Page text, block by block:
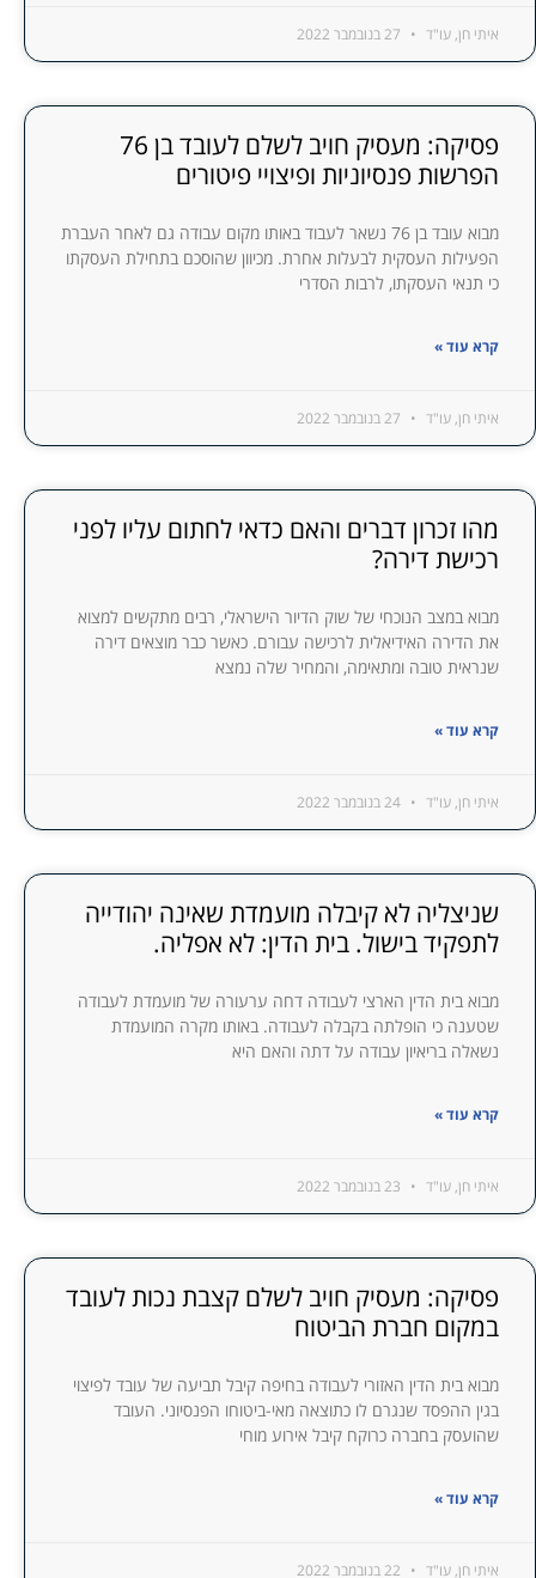
איתי חן, עו"ד
פסיקה: מעסיק חויב לשלם לעובד בן 76
הפרשות פנסיוניות ופיצויי פיטורים
מבוא עובד בן 76 נשאר לעבוד באותו מקום עבודה גם לאחר העברת
הפעילות העסקית לבעלות אחרת. מכיוון שהוסכם בתחילת העסקתו
כי תנאי העסקתו, לרבות הסדרי
קרא עוד »
איתי חן, עו"ד
מהו זכרון דברים והאם כדאי לחתום עליו לפני
רכישת דירה?
מבוא במצב הנוכחי של שוק הדיור הישראלי, רבים מתקשים למצוא
את הדירה האידיאלית לרכישה עבורם. כאשר כבר מוצאים דירה
שנראית טובה ומתאימה, והמחיר שלה נמצא
קרא עוד »
איתי חן, עו"ד
שניצליה לא קיבלה מועמדת שאינה יהודייה
לתפקיד בישול. בית הדין: לא אפליה.
מבוא בית הדין הארצי לעבודה דחה ערעורה של מועמדת לעבודה
שטענה כי הופלתה בקבלה לעבודה. באותו מקרה המועמדת
נשאלה בריאיון עבודה על דתה והאם היא
קרא עוד »
איתי חן, עו"ד
פסיקה: מעסיק חויב לשלם קצבת נכות לעובד
במקום חברת הביטוח
מבוא בית הדין האזורי לעבודה בחיפה קיבל תביעה של עובד לפיצוי
בגין ההפסד שנגרם לו כתוצאה מאי-ביטוחו הפנסיוני. העובד
שהועסק בחברה כרוקח קיבל אירוע מוחי
קרא עוד »
איתי חן, עו"ד